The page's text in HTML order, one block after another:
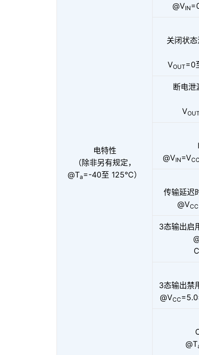
电特性
（除非另有规定，
@Ta=-40至 125°C）
@VIN
关闭状
VOUT=0
断电泄
VOUT
I
@VIN=VCC
传输延迟
@VCC
3态输出启
C
3态输出禁
@VCC
@T